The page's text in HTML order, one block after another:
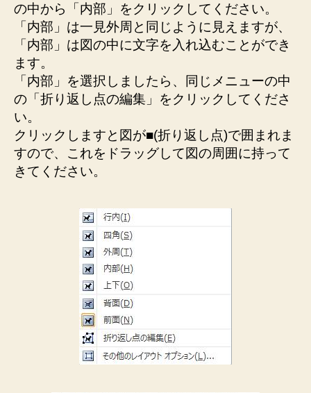
の中から「内部」をクリックしてください。
「内部」は一見外周と同じように見えますが、
「内部」は図の中に文字を入れ込むことができ
ます。
「内部」を選択しましたら、同じメニューの中
の「折り返し点の編集」をクリックしてくださ
い。
クリックしますと図が■(折り返し点)で囲まれま
すので、これをドラッグして図の周囲に持って
きてください。